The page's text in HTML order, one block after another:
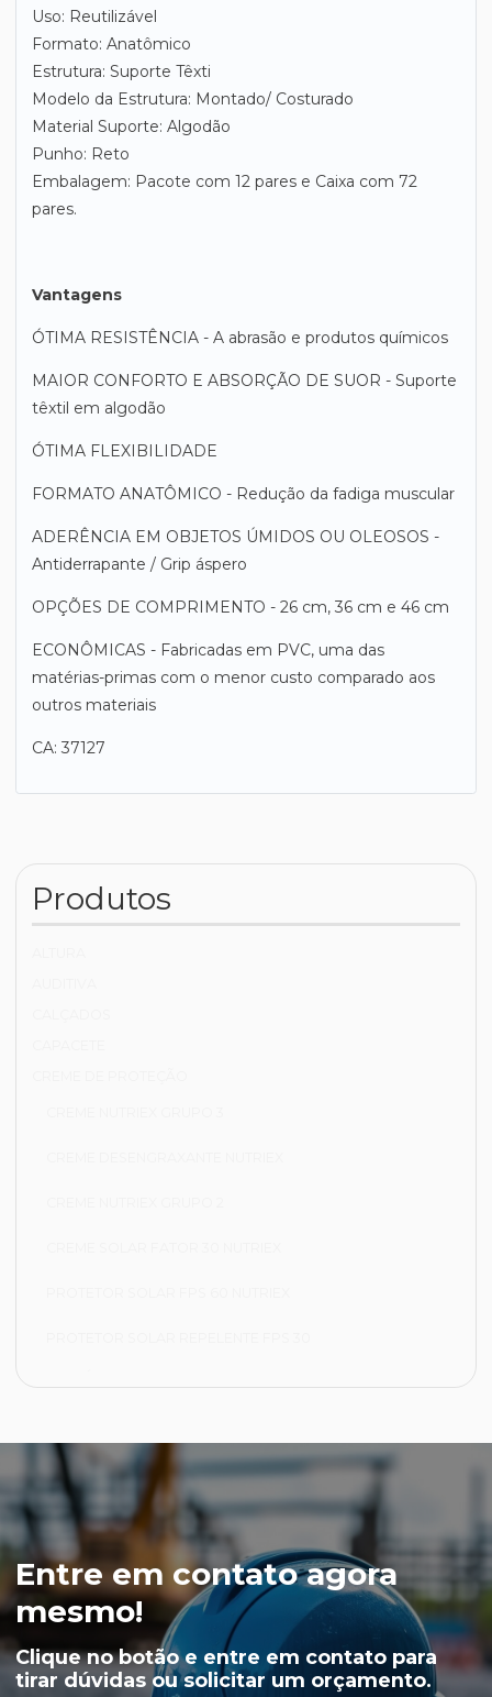
Uso: Reutilizável
Formato: Anatômico
Estrutura: Suporte Têxti
Modelo da Estrutura: Montado/ Costurado
Material Suporte: Algodão
Punho: Reto
Embalagem: Pacote com 12 pares e Caixa com 72
pares.
Vantagens
ÓTIMA RESISTÊNCIA - A abrasão e produtos químicos
MAIOR CONFORTO E ABSORÇÃO DE SUOR - Suporte
têxtil em algodão
ÓTIMA FLEXIBILIDADE
FORMATO ANATÔMICO - Redução da fadiga muscular
ADERÊNCIA EM OBJETOS ÚMIDOS OU OLEOSOS -
Antiderrapante / Grip áspero
OPÇÕES DE COMPRIMENTO - 26 cm, 36 cm e 46 cm
ECONÔMICAS - Fabricadas em PVC, uma das
matérias-primas com o menor custo comparado aos
outros materiais
CA: 37127
Produtos
JAPONA FRIGORÍFICA
LUVA NYLON PARA CAMARA FRIA
LUVA VAQUETA TÉRMICA
MEIÃO EM LÃ PARA CAMARA FRIA
CAPUZ PARA CAMARA FRIA
LUVAS
Entre em contato agora
mesmo!
Clique no botão e entre em contato para
tirar dúvidas ou solicitar um orçamento.